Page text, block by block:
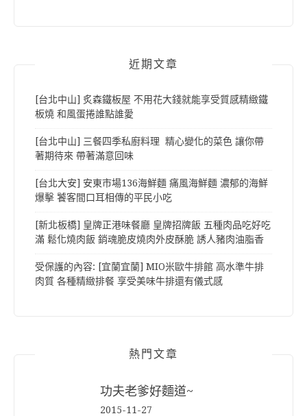
近期文章
[台北中山] 炙森鐵板屋 不用花大錢就能享受質感精緻鐵
板燒 和風蛋捲誰點誰愛
[台北中山] 三餐四季私廚料理 精心變化的菜色 讓你帶
著期待來 帶著滿意回味
[台北大安] 安東市場136海鮮麵 痛風海鮮麵 濃郁的海鮮
爆擊 饕客間口耳相傳的平民小吃
[新北板橋] 皇牌正港味餐廳 皇牌招牌飯 五種肉品吃好吃
滿 鬆化燒肉飯 銷魂脆皮燒肉外皮酥脆 誘人豬肉油脂香
受保護的內容: [宜蘭宜蘭] MIO米歐牛排館 高水準牛排
肉質 各種精緻排餐 享受美味牛排還有儀式感
熱門文章
功夫老爹好麵道~
2015-11-27